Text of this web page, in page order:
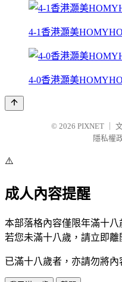
4-1香港灝美
4-0香港灝美
© 2026 PIXNET
隱私權
⚠️
成人內容提醒
本部落格內容僅限年滿十八
若您未滿十八歲，請立即離
已滿十八歲者，亦請勿將內